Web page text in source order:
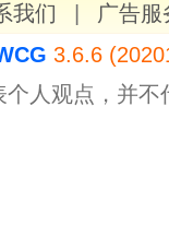
我们
广告服
3.6.6
人观点，并